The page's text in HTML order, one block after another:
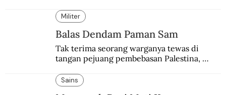
“Neverkusen”.
Militer
Balas Dendam Paman Sam
Tak terima seorang warganya tewas di
tangan pejuang pembebasan Palestina,
pembalasan.
Sains